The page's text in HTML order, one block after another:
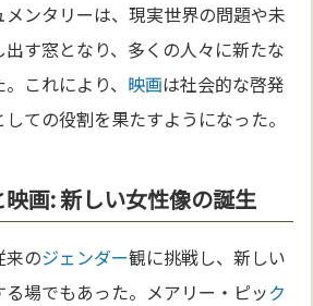
メンタリーは、現実世界の問題や未
出す窓となり、多くの人々に新たな
これにより、 映画は社会的な啓発
ての役割を果たすようになった。
画: 新しい女性像の誕生
来のジェンダー観に挑戦し、新しい
場でもあった。メアリー・ピック